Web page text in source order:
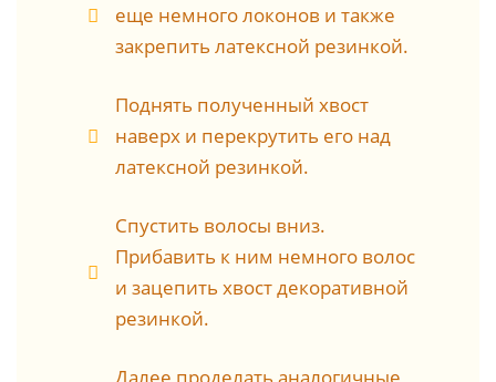
еще немного локонов и также
закрепить латексной резинкой.
Поднять полученный хвост
наверх и перекрутить его над
латексной резинкой.
Спустить волосы вниз.
Прибавить к ним немного волос
и зацепить хвост декоративной
резинкой.
Далее проделать аналогичные